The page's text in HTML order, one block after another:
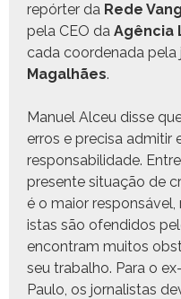
repórter da Rede
pela CEO da Agên­cia
ca­da coor­de­na­da
Mag­a­l­hães.
Manuel Alceu disse
erros e pre­cisa admi­tir
respon­s­abil­i­dade.
pre­sente situ­ação de
é o maior
is­tas são ofen­di­dos
encon­tram muitos
seu tra­bal­ho. Para o
Paulo, os jor­nal­is­tas